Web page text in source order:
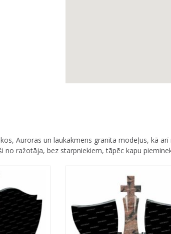
Auroras un laukakmens granīta modeļus, kā
ražotāja, bez starpniekiem, tāpēc kapu